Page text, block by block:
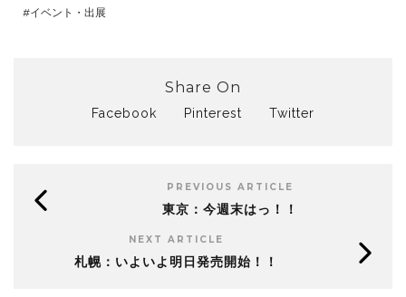
イベント・出展
Share On
Facebook Pinterest Twitter
PREVIOUS ARTICLE
東京：今週末はっ！！
NEXT ARTICLE
札幌：いよいよ明日発売開始！！